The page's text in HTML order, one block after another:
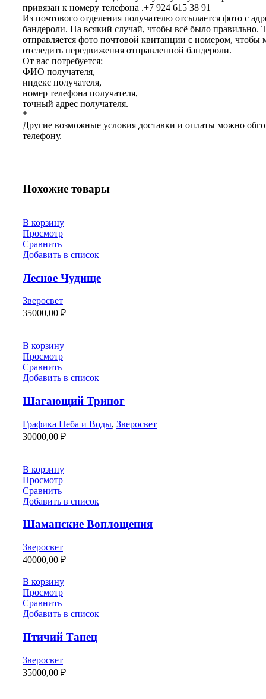
привязан к номеру телефона .+7 924 615 38 91
Из почтового отделения получателю отсылается фото с
бандероли. На всякий случай, чтобы всё было правильно.
отправляется фото почтовой квитанции с номером,
отследить передвижения отправленной бандероли.
От вас потребуется:
ФИО получателя,
индекс получателя,
номер телефона получателя,
точный адрес получателя.
*
Другие возможные условия доставки и оплаты можно
телефону.
Похожие товары
В корзину
Просмотр
Сравнить
Добавить в список
Лесное Чудище
Зверосвет
35000,00 ₽
В корзину
Просмотр
Сравнить
Добавить в список
Шагающий Триног
Графика Неба и Воды, Зверосвет
30000,00 ₽
В корзину
Просмотр
Сравнить
Добавить в список
Шаманские Воплощения
Зверосвет
40000,00 ₽
В корзину
Просмотр
Сравнить
Добавить в список
Птичий Танец
Зверосвет
35000,00 ₽